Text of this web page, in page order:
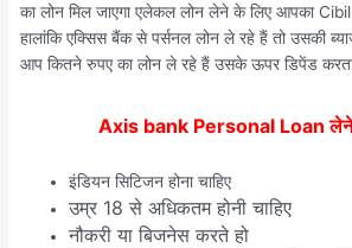
का लोन मिल जाएगा एलेकल लोन लेने के लिए आपका Cibil
हालांकि एक्सिस बैंक से पर्सनल लोन ले रहे हैं तो उसकी
आप कितने रुपए का लोन ले रहे हैं उसके ऊपर डिपेंड
Axis bank Personal Loan लेने
इंडियन सिटिजन होना चाहिए
उम्र 18 से अधिकतम होनी चाहिए
नौकरी या बिजनेस करते हो